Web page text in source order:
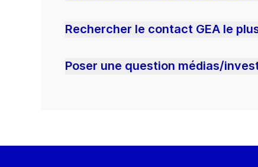
Rechercher le contact GEA le
Poser une question médias/